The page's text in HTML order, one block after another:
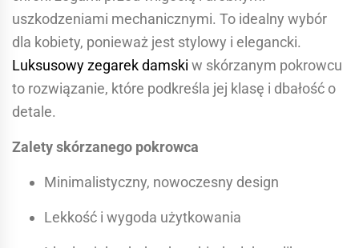
uszkodzeniami mechanicznymi. To idealny wybór
dla kobiety, ponieważ jest stylowy i elegancki.
Luksusowy zegarek damski w skórzanym pokrowcu
to rozwiązanie, które podkreśla jej klasę i dbałość o
detale.
Zalety skórzanego pokrowca
Minimalistyczny, nowoczesny design
Lekkość i wygoda użytkowania